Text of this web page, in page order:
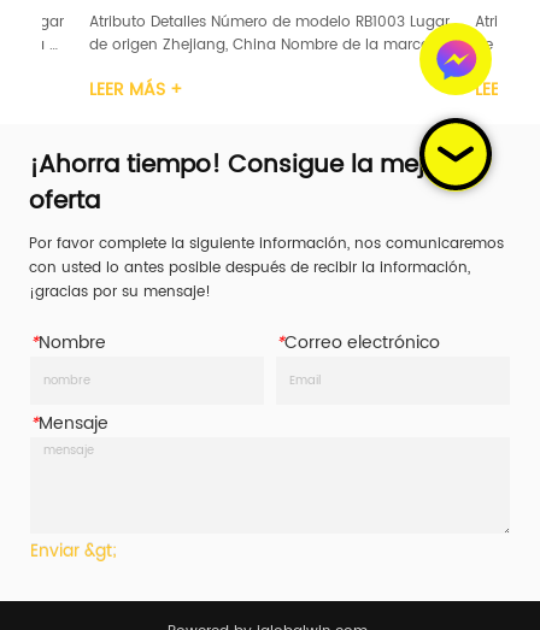
Número de modelo RB1003 Lugar
Zhejiang, China Nombre de la marca
1 pulgada Material Acero carbono
"negra
Atributo Detalles Número de
de origen Zhejiang, China
LEVANTAMIENTO DE
TUV Ancho 1 pulgada
Mango de trinquete
Aluminio Límite de car...
¡Ahorra tiempo! Consigue la mejor
oferta
Por favor complete la siguiente información, nos comunicaremos
con usted lo antes posible después de recibir la información,
¡gracias por su mensaje!
*Nombre *Correo electrónico
*Mensaje
Enviar &gt;